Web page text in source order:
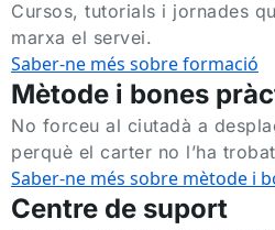
Cursos, tutorials i jornades
marxa el servei.
Saber-ne més sobre formació
Mètode i bones
No forceu al ciutadà a
perquè el carter no l’ha
Saber-ne més sobre mètode i
Centre de suport